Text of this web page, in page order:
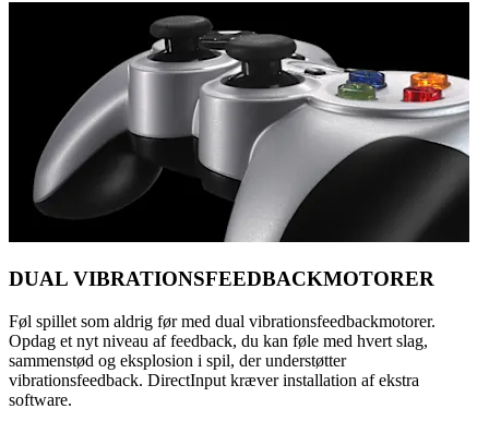
DUAL VIBRATIONSFEEDBACKMOTORER
Føl spillet som aldrig før med dual vibrationsfeedbackmotorer.
Opdag et nyt niveau af feedback, du kan føle med hvert slag,
sammenstød og eksplosion i spil, der understøtter
vibrationsfeedback. DirectInput kræver installation af ekstra
software.